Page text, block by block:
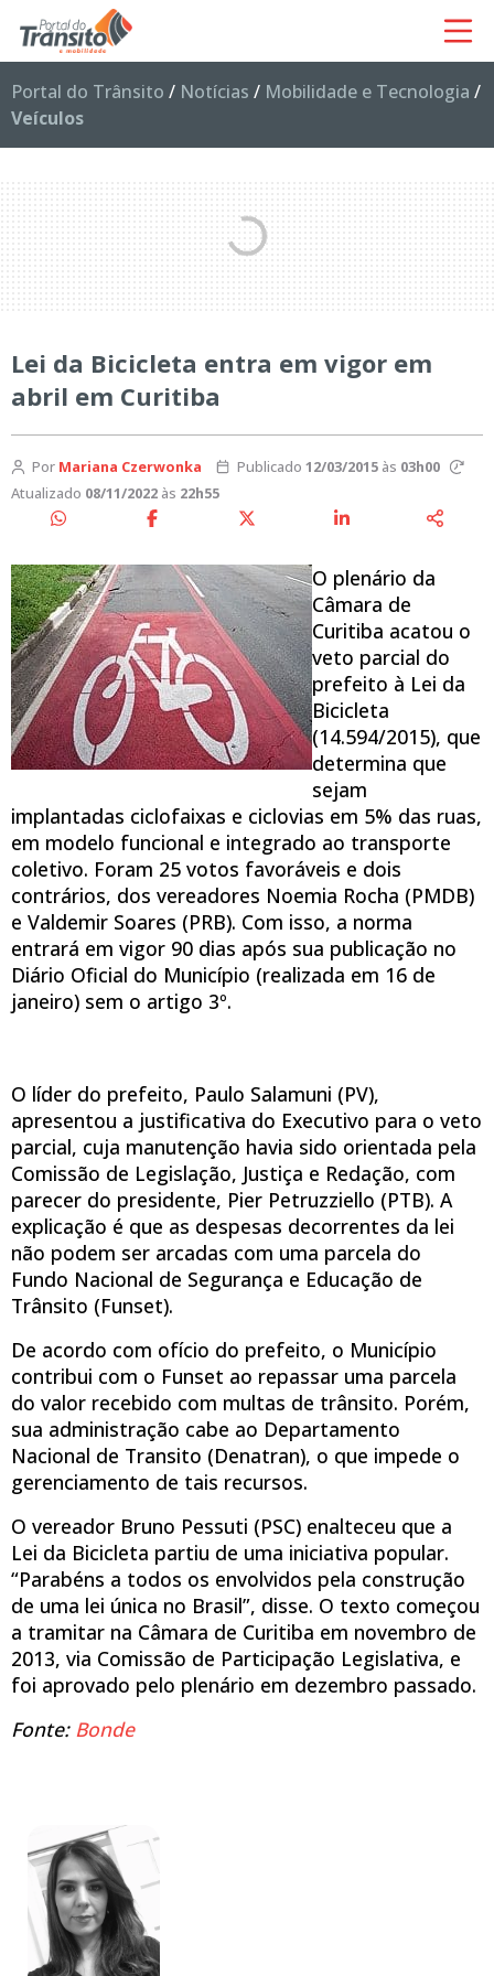
Portal do Trânsito / Notícias / Mobilidade e Tecnologia /
Veículos
Lei da Bicicleta entra em vigor em
abril em Curitiba
Por Mariana Czerwonka Publicado 12/03/2015às 03h00
Atualizado 08/11/2022 às 22h55
O plenário da
Câmara de
Curitiba acatou o
veto parcial do
prefeito à Lei da
Bicicleta
(14.594/2015), que
determina que
sejam
implantadas ciclofaixas e ciclovias em 5% das ruas,
em modelo funcional e integrado ao transporte
coletivo. Foram 25 votos favoráveis e dois
contrários, dos vereadores Noemia Rocha (PMDB)
e Valdemir Soares (PRB). Com isso, a norma
entrará em vigor 90 dias após sua publicação no
Diário Oficial do Município (realizada em 16 de
janeiro) sem o artigo 3º.
O líder do prefeito, Paulo Salamuni (PV),
apresentou a justificativa do Executivo para o veto
parcial, cuja manutenção havia sido orientada pela
Comissão de Legislação, Justiça e Redação, com
parecer do presidente, Pier Petruzziello (PTB). A
explicação é que as despesas decorrentes da lei
não podem ser arcadas com uma parcela do
Fundo Nacional de Segurança e Educação de
Trânsito (Funset).
De acordo com ofício do prefeito, o Município
contribui com o Funset ao repassar uma parcela
do valor recebido com multas de trânsito. Porém,
sua administração cabe ao Departamento
Nacional de Transito (Denatran), o que impede o
gerenciamento de tais recursos.
O vereador Bruno Pessuti (PSC) enalteceu que a
Lei da Bicicleta partiu de uma iniciativa popular.
“Parabéns a todos os envolvidos pela construção
de uma lei única no Brasil”, disse. O texto começou
a tramitar na Câmara de Curitiba em novembro de
2013, via Comissão de Participação Legislativa, e
foi aprovado pelo plenário em dezembro passado.
Fonte: Bonde